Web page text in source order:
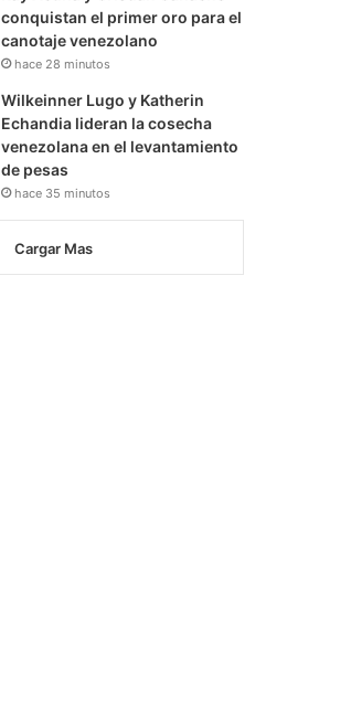
conquistan el primer oro para el
canotaje venezolano
hace 28 minutos
Wilkeinner Lugo y Katherin
Echandia lideran la cosecha
venezolana en el levantamiento
de pesas
hace 35 minutos
Cargar Mas